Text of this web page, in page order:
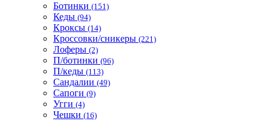
Ботинки (151)
Кеды (94)
Кроксы (14)
Кроссовки/сникеры (221)
Лоферы (2)
П/ботинки (96)
П/кеды (113)
Сандалии (49)
Сапоги (9)
Угги (4)
Чешки (16)